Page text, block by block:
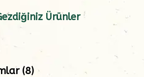
Ürünler
(8)